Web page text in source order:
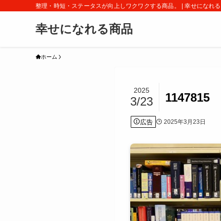
整理・時短・ステータスが向上しワクワクする商品。 | 幸せになれ
幸せになれる商品
ホーム
1147815
2025
3/23
広告 2025年3月23日